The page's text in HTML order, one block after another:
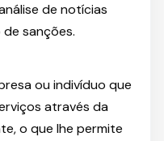
de notícias
sanções.
ou indivíduo que
através da
o que lhe permite